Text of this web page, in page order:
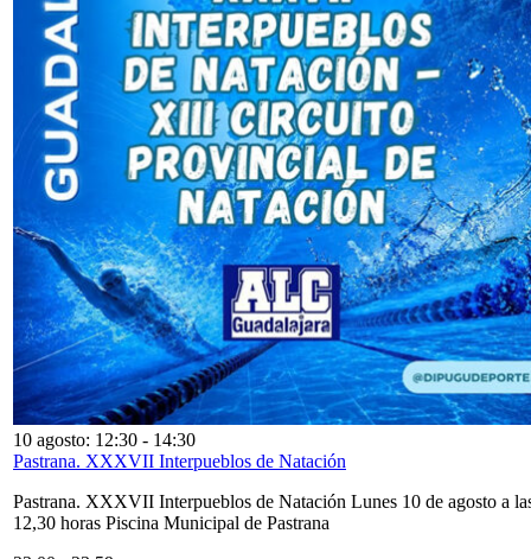
10 agosto: 12:30 - 14:30
Pastrana. XXXVII Interpueblos de Natación
Pastrana. XXXVII Interpueblos de Natación Lunes 10 de agosto a
12,30 horas Piscina Municipal de Pastrana